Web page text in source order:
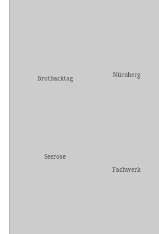
Brotbacktag Nürnberg
Seerose
Fachwerk